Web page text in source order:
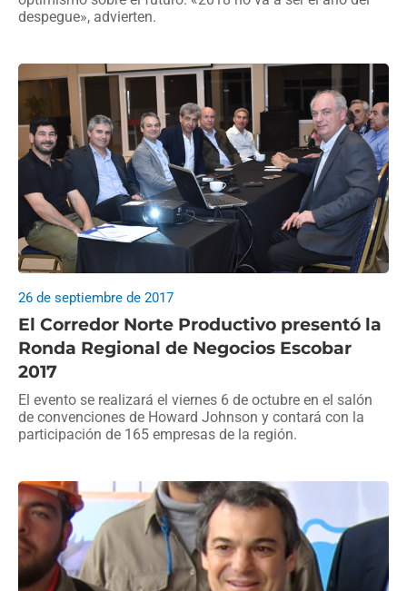
despegue», advierten.
El Corredor Norte Productivo presentó la
Ronda Regional de Negocios Escobar
2017
26 de septiembre de 2017
El evento se realizará el viernes 6 de octubre en el salón
de convenciones de Howard Johnson y contará con la
participación de 165 empresas de la región.